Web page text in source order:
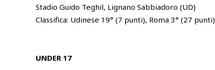
Stadio Guido Teghil, Lignano Sabbiadoro (UD)
Classifica: Udinese 19° (7 punti), Roma 3° (27 punti)
UNDER 17